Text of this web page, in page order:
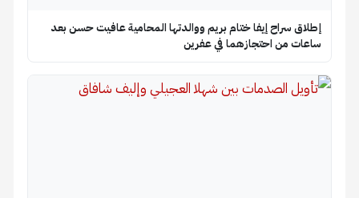
إطلاق سراح إيفا ختام بريم ووالدتها المحامية عافيت حسن بعد
ساعات من احتجازهما في عفرين